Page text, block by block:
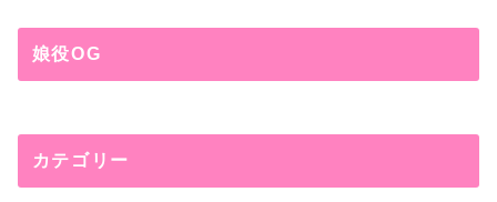
娘役OG
カテゴリー